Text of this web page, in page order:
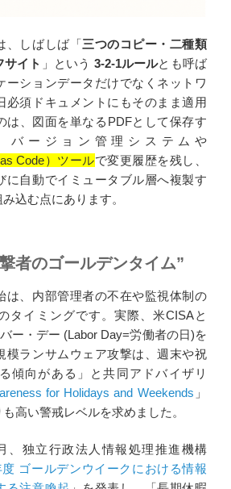
、しばしば「三つのコピー・二種類
イト 」という 3-2-1ルールとも呼ば
ーションデータだけでなくネットワ
必須ドキュメントにもそのまま適用
は、図面を単なるPDFとして保存す
バージョン管理システムや
Code）ツールで変更履歴を残し、
に自動でイミュータブル層へ複製す
込む点にあります。
者のゴールデンタイム”
は、内部管理者の不在や監視体制の
タイミングです。実際、米CISAと
ー・デー (Labor Day=労働者の日)を
模ランサムウェア攻撃は、週末や祝
傾向がある」と共同アドバイザリ
for Holidays and Weekends 」
高い警戒レベルを求めました。
、独立行政法人情報処理推進機構
度 ゴールデンウイークにおける情報